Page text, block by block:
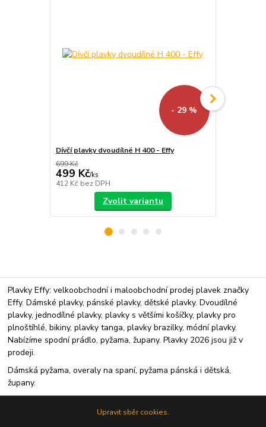
- 29 %
Dívčí plavky dvoudílné H 400 - Effy
699 Kč
499 Kč/ks
412 Kč bez DPH
Zvolit variantu
Plavky Effy: velkoobchodní i maloobchodní prodej plavek značky
Effy. Dámské plavky, pánské plavky, dětské plavky. Dvoudílné
plavky, jednodílné plavky, plavky s většími košíčky, plavky pro
plnoštíhlé, bikiny, plavky tanga, plavky brazilky, módní plavky.
Nabízíme spodní prádlo, pyžama, župany. Plavky 2026 jsou již v
prodeji.
Dámská pyžama, overaly na spaní, pyžama pánská i dětská,
župany.
Upravit sběr cookies.